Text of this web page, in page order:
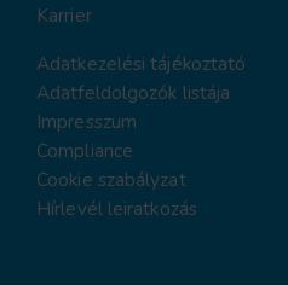
Karrier
Adatkezelési tájékoztató
Adatfeldolgozók listája
Impresszum
Compliance
Cookie szabályzat
Hírlevél leiratkozás